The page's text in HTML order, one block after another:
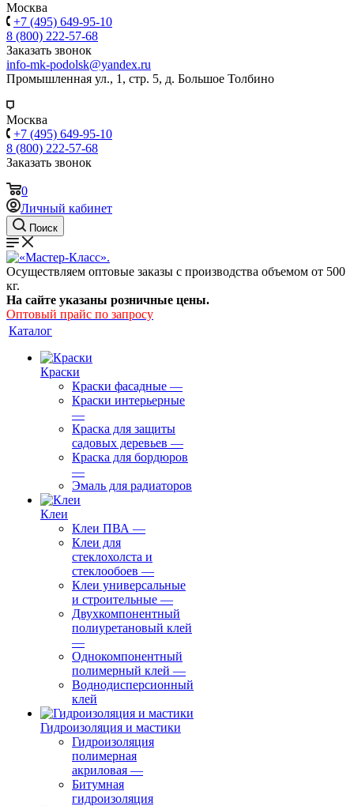
Москва
+7 (495) 649-95-10
8 (800) 222-57-68
Заказать звонок
info-mk-podolsk@yandex.ru
Промышленная ул., 1, стр. 5, д. Большое Толбино
Москва
+7 (495) 649-95-10
8 (800) 222-57-68
Заказать звонок
0
Личный кабинет
Поиск
Осуществляем оптовые заказы с производства объемом от 500
кг.
На сайте указаны розничные цены.
Оптовый прайс по запросу
Каталог
Краски
Краски фасадные —
Краски интерьерные
—
Краска для защиты
садовых деревьев —
⁠Краска для бордюров
—
Эмаль для радиаторов
Клеи
Клеи ПВА —
Клеи для
стеклохолста и
стеклообоев —
Клеи универсальные
и строительные —
Двухкомпонентный
полиуретановый клей
—
Однокомпонентный
полимерный клей —
Воднодисперсионный
клей
Гидроизоляция и мастики
Гидроизоляция
полимерная
акриловая —
Битумная
гидроизоляция